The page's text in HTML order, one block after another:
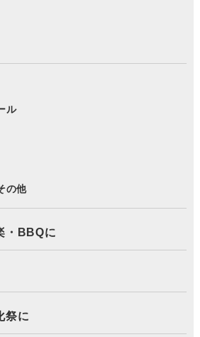
ル
の他
・BBQに
祭に